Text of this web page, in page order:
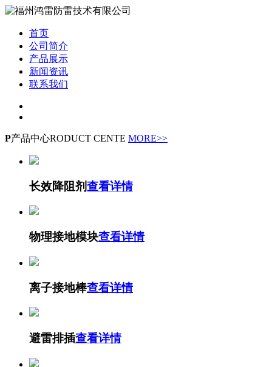
首页
公司简介
产品展示
新闻资讯
联系我们
P产品中心RODUCT CENTE MORE>>
长效降阻剂查看详情
物理接地模块查看详情
离子接地棒查看详情
避雷排插查看详情